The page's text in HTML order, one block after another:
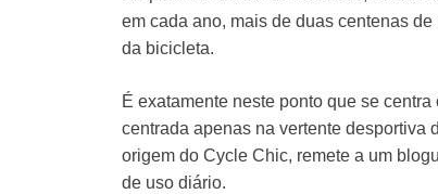
em cada ano, mais de duas centenas
da bicicleta.
É exatamente neste ponto que se
centrada apenas na vertente desportiva
origem do Cycle Chic, remete a um
de uso diário.